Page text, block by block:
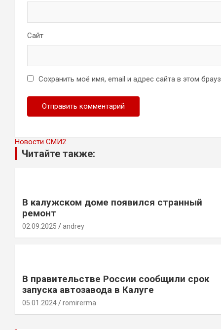
Сайт
Сохранить моё имя, email и адрес сайта в этом
Новости СМИ2
Читайте также:
В калужском доме появился странный
ремонт
02.09.2025 andrey
В правительстве России сообщили срок
запуска автозавода в Калуге
05.01.2024 romirerma